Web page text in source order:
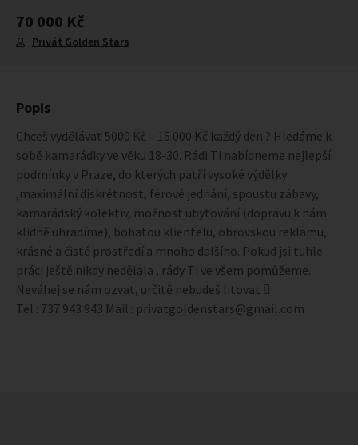
70 000 Kč
Privát Golden Stars
Popis
Chceš vydělávat 5000 Kč – 15 000 Kč každý den ? Hledáme k
sobě kamarádky ve věku 18-30. Rádi Ti nabídneme nejlepší
podmínky v Praze, do kterých patří vysoké výdělky
,maximální diskrétnost, férové jednání, spoustu zábavy,
kamarádský kolektiv, možnost ubytování (dopravu k nám
klidně uhradíme), bohatou klientelu, obrovskou reklamu,
krásné a čisté prostředí a mnoho dalšího. Pokud jsi tuhle
práci ještě nikdy nedělala , rády Ti ve všem pomůžeme.
Neváhej se nám ozvat, určitě nebudeš litovat 
Tel : 737 943 943 Mail : privatgoldenstars@gmail.com